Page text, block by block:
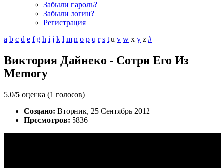
Забыли пароль?
Забыли логин?
Регистрация
a b c d e f g h i j k l m n o p q r s t u v w x y z #
Виктория Дайнеко - Сотри Его Из
Memory
5.0/5 оценка (1 голосов)
Создано: Вторник, 25 Сентябрь 2012
Просмотров: 5836